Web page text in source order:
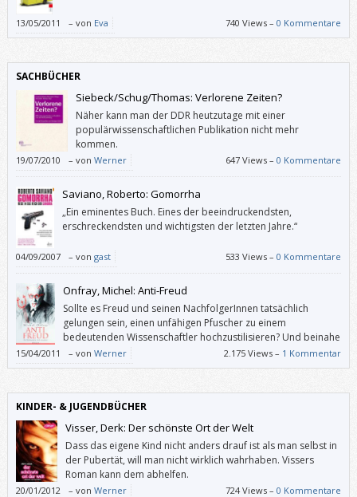
13/05/2011 – von Eva 740 Views –0 Kommentare
SACHBÜCHER
Siebeck/Schug/Thomas: Verlorene Zeiten?
Näher kann man der DDR heutzutage mit einer
populärwissenschaftlichen Publikation nicht mehr
kommen.
19/07/2010 – von Werner 647 Views –0 Kommentare
Saviano, Roberto: Gomorrha
„Ein eminentes Buch. Eines der beeindruckendsten,
erschreckendsten und wichtigsten der letzten Jahre.“
04/09/2007 – von gast 533 Views –0 Kommentare
Onfray, Michel: Anti-Freud
Sollte es Freud und seinen NachfolgerInnen tatsächlich
gelungen sein, einen unfähigen Pfuscher zu einem
bedeutenden Wissenschaftler hochzustilisieren? Und beinahe
100 Jahre lang ist das niemandem aufgefallen?
15/04/2011 – von Werner 2.175 Views – 1 Kommentar
KINDER- & JUGENDBÜCHER
Visser, Derk: Der schönste Ort der Welt
Dass das eigene Kind nicht anders drauf ist als man selbst in
der Pubertät, will man nicht wirklich wahrhaben. Vissers
Roman kann dem abhelfen.
20/01/2012 – von Werner 724 Views –0 Kommentare